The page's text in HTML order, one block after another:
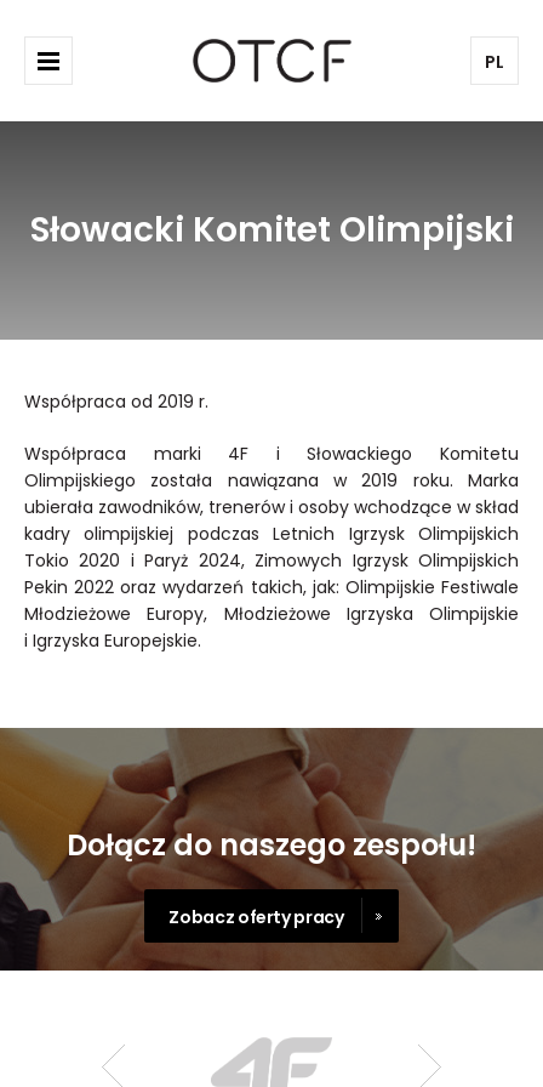
PL
Słowacki Komitet Olimpijski
Współpraca od 2019 r.
Współpraca marki 4F i Słowackiego Komitetu
Olimpijskiego została nawiązana w 2019 roku. Marka
ubierała zawodników, trenerów i osoby wchodzące w skład
kadry olimpijskiej podczas Letnich Igrzysk Olimpijskich
Tokio 2020 i Paryż 2024, Zimowych Igrzysk Olimpijskich
Pekin 2022 oraz wydarzeń takich, jak: Olimpijskie Festiwale
Młodzieżowe Europy, Młodzieżowe Igrzyska Olimpijskie
i Igrzyska Europejskie.
Dołącz do naszego zespołu!
Zobacz oferty pracy